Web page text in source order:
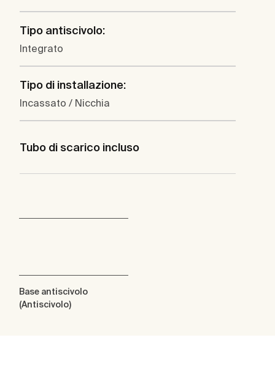
Tipo antiscivolo:
Integrato
Tipo di installazione:
Incassato / Nicchia
Tubo di scarico incluso
Base antiscivolo
(Antiscivolo)